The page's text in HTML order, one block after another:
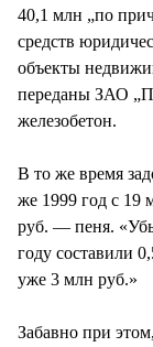
40,1 млн „по
средств
объекты
переданы ЗАО
железобетон.
В то же время
же 1999 год с 19
руб. — пеня.
году составили
уже 3 млн руб.»
Забавно при